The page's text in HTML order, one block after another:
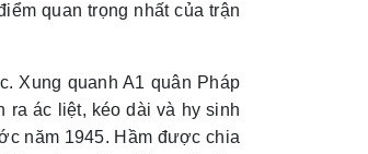
quan trọng nhất của trận
Xung quanh A1 quân Pháp
ra ác liệt, kéo dài và hy sinh
năm 1945. Hầm được chia